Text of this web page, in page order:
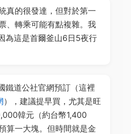
真的很發達，但對於第一
、轉乘可能有點複雜。我
為這是首爾釜山6日5夜行
鐵道公社官網預訂（這裡
），建議提早買，尤其是旺
韓元（約台幣1,400
算一大塊。但時間就是金